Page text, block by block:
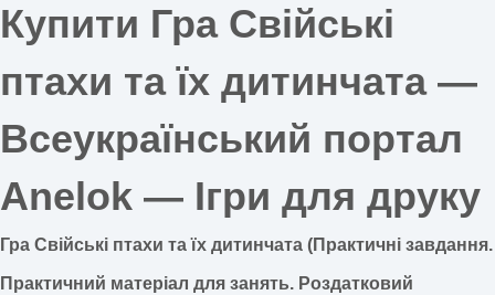
Купити Гра Свійські
птахи та їх дитинчата —
Всеукраїнський портал
Anelok — Ігри для друку
Гра Свійські птахи та їх дитинчата (Практичні завдання.
Практичний матеріал для занять. Роздатковий